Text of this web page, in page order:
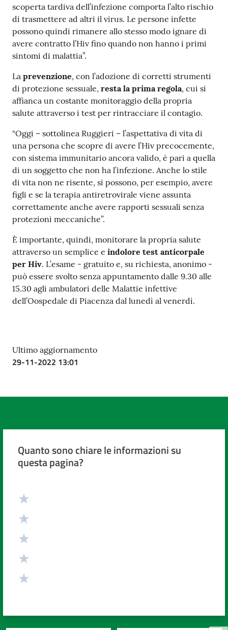
scoperta tardiva dell’infezione comporta l’alto rischio
di trasmettere ad altri il virus. Le persone infette
possono quindi rimanere allo stesso modo ignare di
avere contratto l’Hiv fino quando non hanno i primi
sintomi di malattia”.
La prevenzione, con l’adozione di corretti strumenti
di protezione sessuale, resta la prima regola, cui si
affianca un costante monitoraggio della propria
salute attraverso i test per rintracciare il contagio.
“Oggi – sottolinea Ruggieri – l’aspettativa di vita di
una persona che scopre di avere l’Hiv precocemente,
con sistema immunitario ancora valido, è pari a quella
di un soggetto che non ha l’infezione. Anche lo stile
di vita non ne risente, si possono, per esempio, avere
figli e se la terapia antiretrovirale viene assunta
correttamente anche avere rapporti sessuali senza
protezioni meccaniche”.
È importante, quindi, monitorare la propria salute
attraverso un semplice e indolore test anticorpale
per Hiv. L’esame - gratuito e, su richiesta, anonimo -
può essere svolto senza appuntamento dalle 9.30 alle
15.30 agli ambulatori delle Malattie infettive
dell’Oospedale di Piacenza dal lunedì al venerdì.
Ultimo aggiornamento
29-11-2022 13:01
Quanto sono chiare le informazioni su
questa pagina?